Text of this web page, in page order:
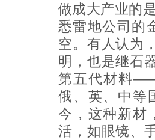
做成大产业的
悉雷地公司的
空。有人认为
明，也是继石
第五代材料
俄、英、中等
今，这种新材
活，如眼镜、